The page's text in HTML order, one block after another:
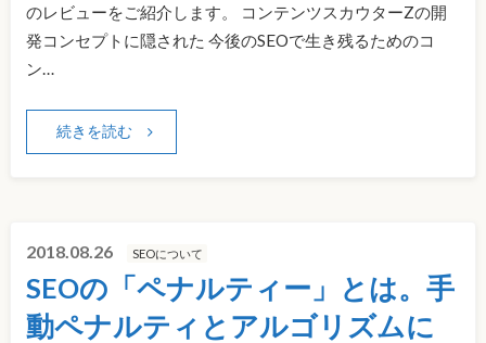
のレビューをご紹介します。 コンテンツスカウターZの開
発コンセプトに隠された 今後のSEOで生き残るためのコ
ン…
続きを読む
2018.08.26 SEOについて
SEOの「ペナルティー」とは。手
動ペナルティとアルゴリズムに